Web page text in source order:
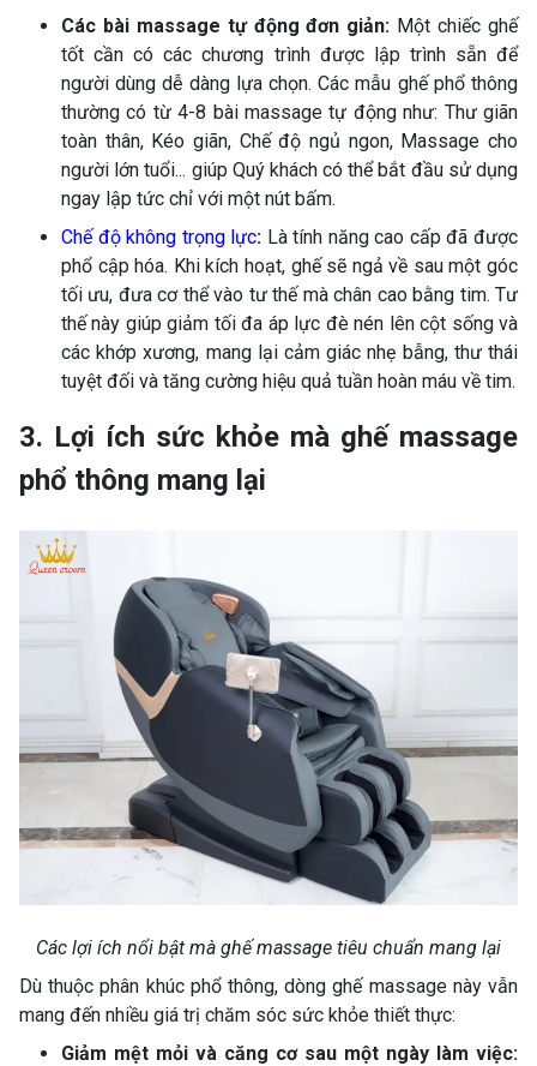
Các bài massage tự động đơn giản: Một chiếc ghế
tốt cần có các chương trình được lập trình sẵn để
người dùng dễ dàng lựa chọn. Các mẫu ghế phổ thông
thường có từ 4-8 bài massage tự động như: Thư giãn
toàn thân, Kéo giãn, Chế độ ngủ ngon, Massage cho
người lớn tuổi... giúp Quý khách có thể bắt đầu sử dụng
ngay lập tức chỉ với một nút bấm.
Chế độ không trọng lực: Là tính năng cao cấp đã được
phổ cập hóa. Khi kích hoạt, ghế sẽ ngả về sau một góc
tối ưu, đưa cơ thể vào tư thế mà chân cao bằng tim. Tư
thế này giúp giảm tối đa áp lực đè nén lên cột sống và
các khớp xương, mang lại cảm giác nhẹ bẫng, thư thái
tuyệt đối và tăng cường hiệu quả tuần hoàn máu về tim.
3. Lợi ích sức khỏe mà ghế massage
phổ thông mang lại
Các lợi ích nổi bật mà ghế massage tiêu chuẩn mang lại
Dù thuộc phân khúc phổ thông, dòng ghế massage này vẫn
mang đến nhiều giá trị chăm sóc sức khỏe thiết thực:
Giảm mệt mỏi và căng cơ sau một ngày làm việc: